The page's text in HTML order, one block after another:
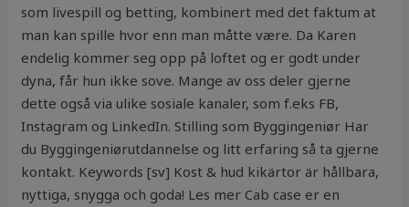
som livespill og betting, kombinert med det faktum at
man kan spille hvor enn man måtte være. Da Karen
endelig kommer seg opp på loftet og er godt under
dyna, får hun ikke sove. Mange av oss deler gjerne
dette også via ulike sosiale kanaler, som f.eks FB,
Instagram og LinkedIn. Stilling som Byggingeniør Har
du Byggingeniørutdannelse og litt erfaring så ta gjerne
kontakt. Keywords [sv] Kost & hud kikärtor är hållbara,
nyttiga, snygga och goda! Les mer Cab case er en